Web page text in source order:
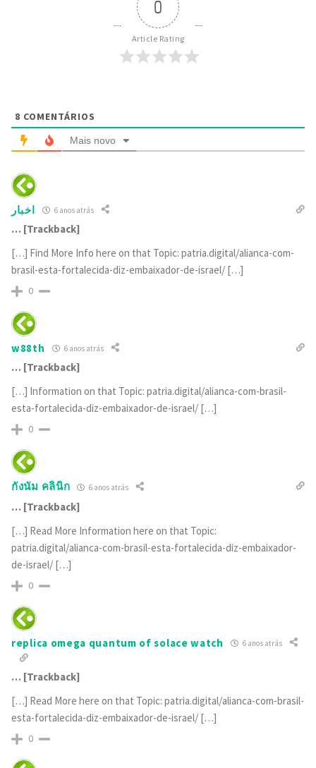
0
Article Rating
8 COMENTÁRIOS
Mais novo
اخبار 6 anos atrás
… [Trackback]
[…] Find More Info here on that Topic: patria.digital/alianca-com-
brasil-esta-fortalecida-diz-embaixador-de-israel/ […]
0
w88th 6 anos atrás
… [Trackback]
[…] Information on that Topic: patria.digital/alianca-com-brasil-
esta-fortalecida-diz-embaixador-de-israel/ […]
0
กังนัม คลินิก 6 anos atrás
… [Trackback]
[…] Read More Information here on that Topic:
patria.digital/alianca-com-brasil-esta-fortalecida-diz-embaixador-
de-israel/ […]
0
replica omega quantum of solace watch 6 anos atrás
… [Trackback]
[…] Read More here on that Topic: patria.digital/alianca-com-brasil-
esta-fortalecida-diz-embaixador-de-israel/ […]
0